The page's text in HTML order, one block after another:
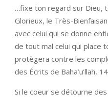
…fixe ton regard sur Dieu,
Glorieux, le Très-
avec celui qui se donne
de tout mal celui qui place
protègera contre les
des Écrits de Baha’u’llah,
Si le coeur se détourne